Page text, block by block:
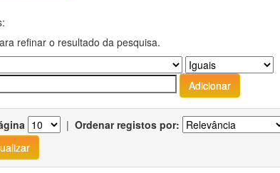
refinar o resultado da pesquisa.
| Ordenar registos por: